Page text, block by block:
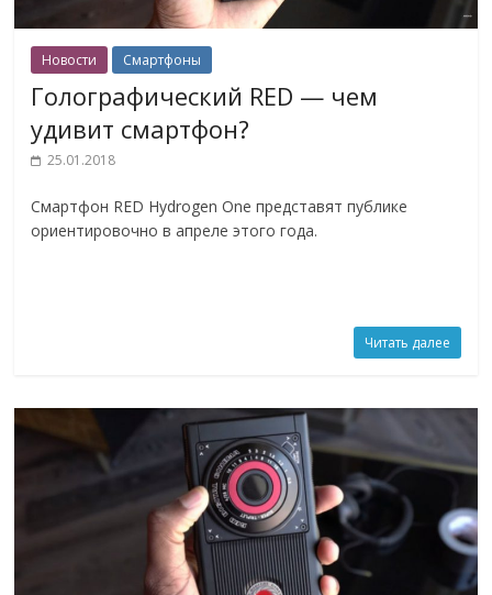
Новости Смартфоны
Голографический RED — чем
удивит смартфон?
25.01.2018
Смартфон RED Hydrogen One представят публике
ориентировочно в апреле этого года.
Читать далее